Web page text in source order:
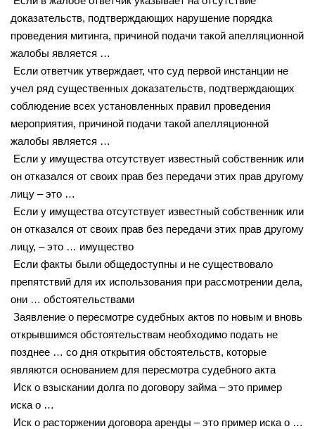
доказательств, подтверждающих нарушение порядка
проведения митинга, причиной подачи такой апелляционной
жалобы является …
Если ответчик утверждает, что суд первой инстанции не
учел ряд существенных доказательств, подтверждающих
соблюдение всех установленных правил проведения
мероприятия, причиной подачи такой апелляционной
жалобы является …
Если у имущества отсутствует известный собственник или
он отказался от своих прав без передачи этих прав другому
лицу – это …
Если у имущества отсутствует известный собственник или
он отказался от своих прав без передачи этих прав другому
лицу, – это … имущество
Если факты были общедоступны и не существовало
препятствий для их использования при рассмотрении дела,
они … обстоятельствами
Заявление о пересмотре судебных актов по новым и вновь
открывшимся обстоятельствам необходимо подать не
позднее … со дня открытия обстоятельств, которые
являются основанием для пересмотра судебного акта
Иск о взыскании долга по договору займа – это пример
иска о …
Иск о расторжении договора аренды – это пример иска о …